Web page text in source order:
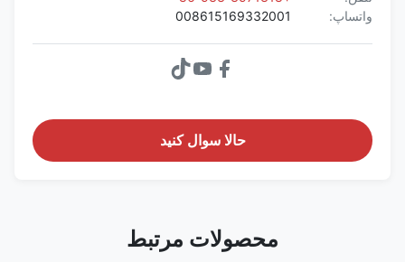
واتساپ:
008615169332001
حالا سوال کنيد
محصولات مرتبط